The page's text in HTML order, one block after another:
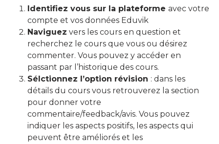
Identifiez vous sur la plateforme avec votre
compte et vos données Eduvik
Naviguez vers les cours en question et
recherchez le cours que vous ou désirez
commenter. Vous pouvez y accéder en
passant par l’historique des cours.
Sélctionnez l’option révision : dans les
détails du cours vous retrouverez la section
pour donner votre
commentaire/feedback/avis. Vous pouvez
indiquer les aspects positifs, les aspects qui
peuvent être améliorés et les